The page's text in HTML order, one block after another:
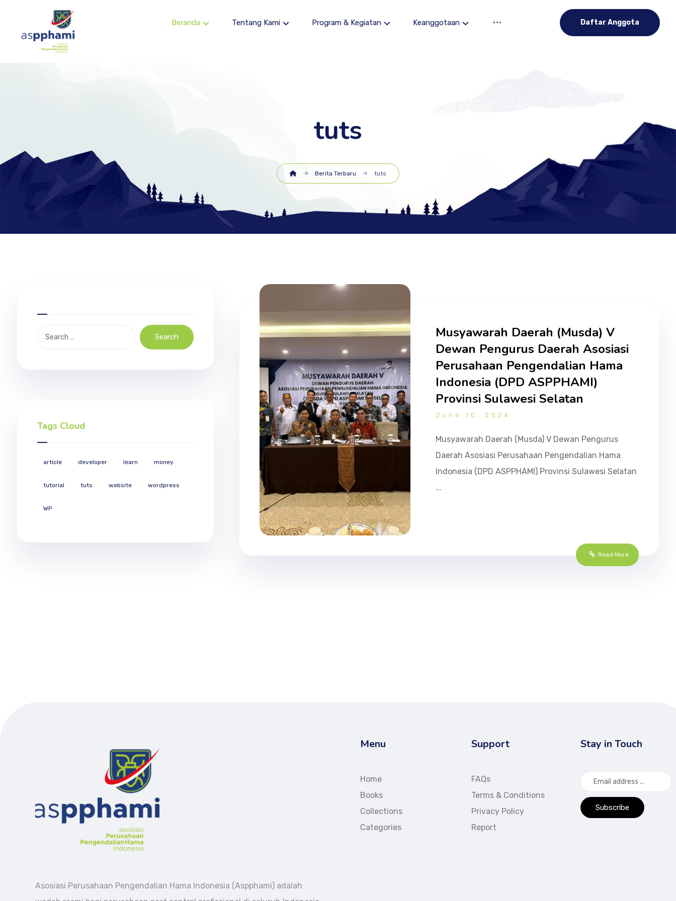
Beranda Tentang Kami Program & Kegiatan Keanggotaan Daftar Anggota
tuts
Berita Terbaru tuts
Musyawarah Daerah (Musda) V
Dewan Pengurus Daerah Asosiasi
Perusahaan Pengendalian Hama
Indonesia (DPD ASPPHAMI)
Provinsi Sulawesi Selatan
June 10, 2024
Musyawarah Daerah (Musda) V Dewan Pengurus
Daerah Asosiasi Perusahaan Pengendalian Hama
Indonesia (DPD ASPPHAMI) Provinsi Sulawesi Selatan
...
Read More
Search
Tags Cloud
article developer learn money
tutorial tuts website wordpress
WP
Asosiasi Perusahaan Pengendalian Hama Indonesia (Aspphami) adalah
Menu
Home
Books
Collections
Categories
Support
FAQs
Terms & Conditions
Privacy Policy
Report
Stay in Touch
Subscribe